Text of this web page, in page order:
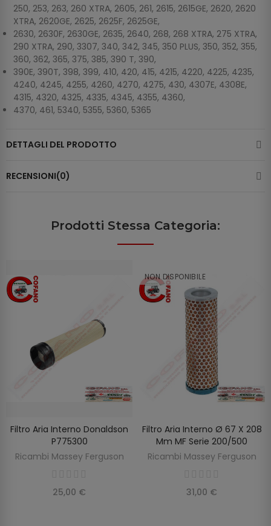
250, 253, 263, 260 XTRA, 2605, 261, 2615, 2615GE, 2620, 2620
XTRA, 2620GE, 2625, 2625F, 2625GE,
2630, 2630F, 2630GE, 2635, 2640, 268, 268 XTRA, 275 XTRA,
290 XTRA, 290, 3307, 340, 342, 345, 350 PLUS, 350, 352, 355,
360, 362, 365, 375, 385, 390 T, 390,
390E, 390T, 398, 399, 410, 420, 415, 4215, 4220, 4225, 4235,
4240, 4245, 4255, 4260, 4270, 4275, 430, 4307E, 4308E,
4315, 4320, 4325, 4335, 4345, 4355, 4360,
4370, 461, 5340, 5355, 5360, 5365
DETTAGLI DEL PRODOTTO
RECENSIONI(0)
Prodotti Stessa Categoria:
AGGIUNGI AL CARRELLO
Filtro Aria Interno Donaldson
P775300
Ricambi Massey Ferguson
25,00 €
NON DISPONIBILE
SCOPRIRE
Filtro Aria Interno Ø 67 X 208
Mm MF Serie 200/500
Ricambi Massey Ferguson
31,00 €